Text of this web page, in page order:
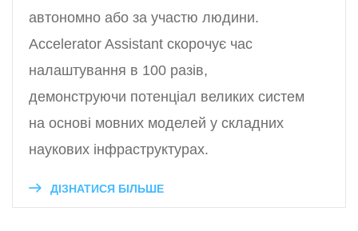
автономно або за участю людини.
Accelerator Assistant скорочує час
налаштування в 100 разів,
демонструючи потенціал великих систем
на основі мовних моделей у складних
наукових інфраструктурах.
ДІЗНАТИСЯ БІЛЬШЕ